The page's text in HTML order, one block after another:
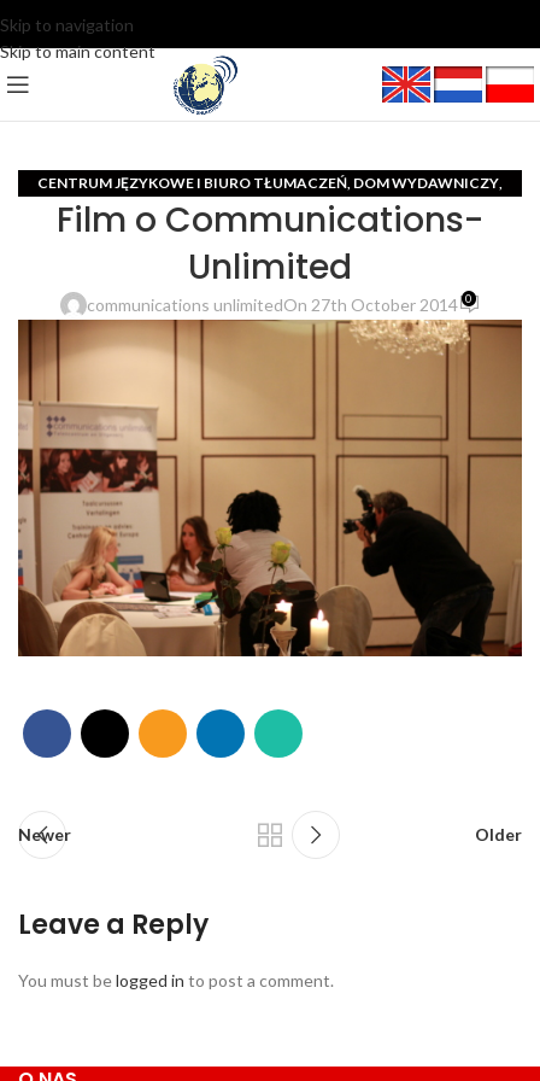
Skip to navigation
Skip to main content
CENTRUM JĘZYKOWE I BIURO TŁUMACZEŃ DOM WYDAWNICZY
EUROPA ŚRODKOWO-WSCHODNIA ,
MIĘDZYNARODOWE CENTRUM DZIENNIKARSKIE I PR VIDEO
Film o Communications-
Unlimited
communications unlimitedOn 27th October 2014 0
Newer Older
Leave a Reply
You must belogged in to post a comment.